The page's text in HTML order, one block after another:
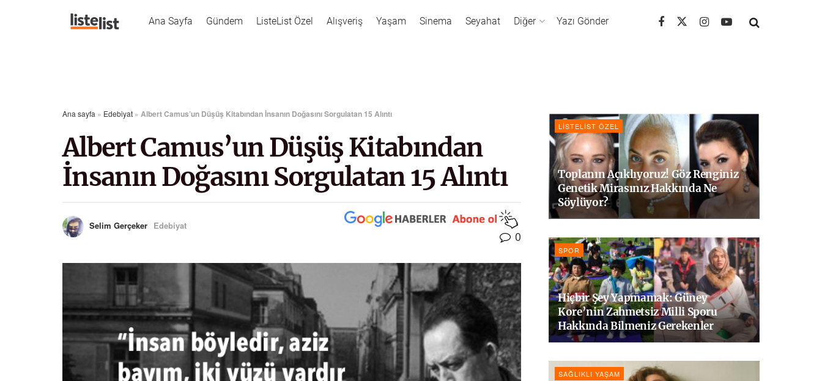
Ana Sayfa Gündem ListeList Özel Alışveriş Yaşam Sinema Seyahat Diğer Yazı Gönder
Ana sayfa » Edebiyat » Albert Camus’un Düşüş Kitabından İnsanın Doğasını Sorgulatan 15 Alıntı
Albert Camus’un Düşüş Kitabından
İnsanın Doğasını Sorgulatan 15 Alıntı
Selim Gerçeker Edebiyat
0
LISTELIST ÖZEL
Toplanın Açıklıyoruz! Göz Renginiz
Genetik Mirasınız Hakkında Ne
Söylüyor?
SPOR
Hiçbir Şey Yapmamak: Güney
Kore’nin Zahmetsiz Milli Sporu
Hakkında Bilmeniz Gerekenler
SAĞLIKLI YAŞAM